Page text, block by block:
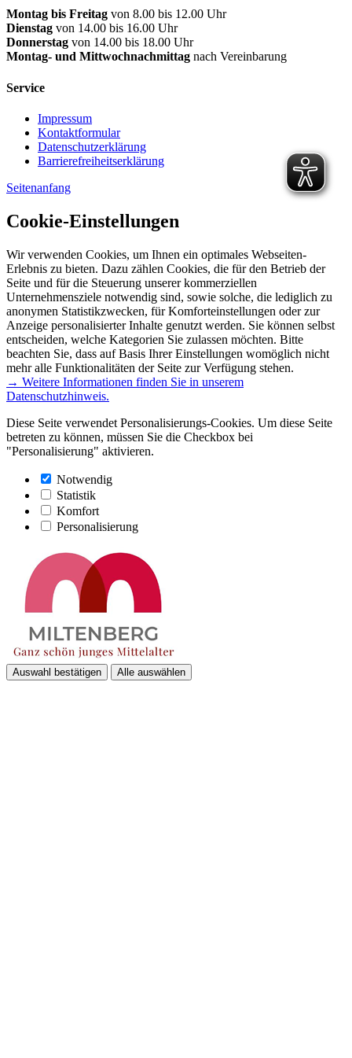
Montag bis Freitag von 8.00 bis 12.00 Uhr
Dienstag von 14.00 bis 16.00 Uhr
Donnerstag von 14.00 bis 18.00 Uhr
Montag- und Mittwochnachmittag nach Vereinbarung
Service
Impressum
Kontaktformular
Datenschutzerklärung
Barrierefreiheitserklärung
Seitenanfang
Cookie-Einstellungen
Wir verwenden Cookies, um Ihnen ein optimales Webseiten-
Erlebnis zu bieten. Dazu zählen Cookies, die für den Betrieb der
Seite und für die Steuerung unserer kommerziellen
Unternehmensziele notwendig sind, sowie solche, die lediglich zu
anonymen Statistikzwecken, für Komforteinstellungen oder zur
Anzeige personalisierter Inhalte genutzt werden. Sie können selbst
entscheiden, welche Kategorien Sie zulassen möchten. Bitte
beachten Sie, dass auf Basis Ihrer Einstellungen womöglich nicht
mehr alle Funktionalitäten der Seite zur Verfügung stehen.
→ Weitere Informationen finden Sie in unserem
Datenschutzhinweis.
Diese Seite verwendet Personalisierungs-Cookies. Um diese Seite
betreten zu können, müssen Sie die Checkbox bei
"Personalisierung" aktivieren.
Notwendig
Statistik
Komfort
Personalisierung
Auswahl bestätigen Alle auswählen